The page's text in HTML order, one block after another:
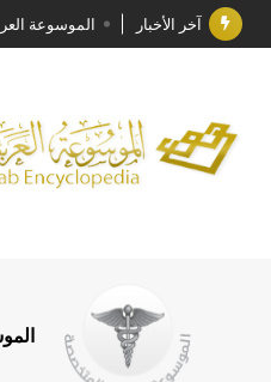
آخر الأخبار الموسوعة
جائزة مجمع
الأستاذ إياد
السيد محمد
توصيات مجلس
صدور المجلد